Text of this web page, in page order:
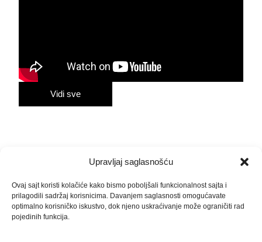
Upravljaj saglasnošću
Ovaj sajt koristi kolačiće kako bismo poboljšali funkcionalnost sajta i
prilagodili sadržaj korisnicima. Davanjem saglasnosti omogućavate
optimalno korisničko iskustvo, dok njeno uskraćivanje može ograničiti rad
pojedinih funkcija.
Vidi sve
Vesti
Net
Kontakt